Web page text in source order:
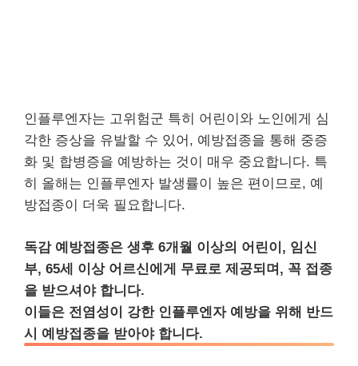
인플루엔자는 고위험군 특히 어린이와 노인에게 심
각한 증상을 유발할 수 있어, 예방접종을 통해 중증
화 및 합병증을 예방하는 것이 매우 중요합니다. 특
히 올해는 인플루엔자 발생률이 높은 편이므로, 예
방접종이 더욱 필요합니다.
독감 예방접종은 생후 6개월 이상의 어린이, 임신
부, 65세 이상 어르신에게 무료로 제공되며, 꼭 접종
을 받으셔야 합니다.
이들은 전염성이 강한 인플루엔자 예방을 위해 반드
시 예방접종을 받아야 합니다.